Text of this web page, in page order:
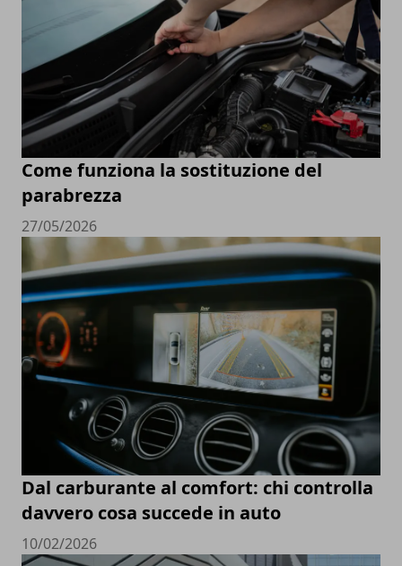
Come funziona la sostituzione del
parabrezza
27/05/2026
Dal carburante al comfort: chi controlla
davvero cosa succede in auto
10/02/2026